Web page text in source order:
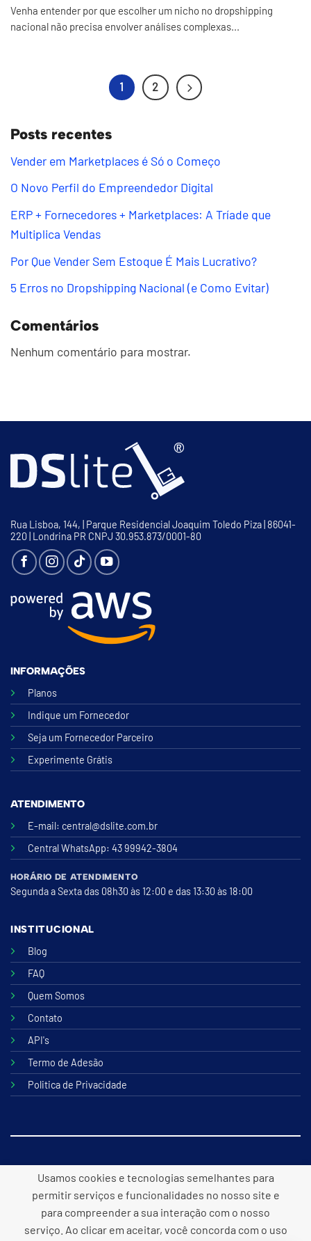
Venha entender por que escolher um nicho no dropshipping
nacional não precisa envolver análises complexas...
1 2
Posts recentes
Vender em Marketplaces é Só o Começo
O Novo Perfil do Empreendedor Digital
ERP + Fornecedores + Marketplaces: A Tríade que
Multiplica Vendas
Por Que Vender Sem Estoque É Mais Lucrativo?
5 Erros no Dropshipping Nacional (e Como Evitar)
Comentários
Nenhum comentário para mostrar.
Rua Lisboa, 144, | Parque Residencial Joaquim Toledo Piza | 86041-
220 | Londrina PR CNPJ 30.953.873/0001-80
INFORMAÇÕES
Planos
Indique um Fornecedor
Seja um Fornecedor Parceiro
Experimente Grátis
ATENDIMENTO
E-mail: central@dslite.com.br
Central WhatsApp: 43 99942-3804
HORÁRIO DE ATENDIMENTO
Segunda a Sexta das 08h30 às 12:00 e das 13:30 às 18:00
INSTITUCIONAL
Blog
FAQ
Quem Somos
Contato
API's
Termo de Adesão
Politica de Privacidade
© 2026 B2lite Tecnologia Online
Desenvolvido porPanacea
Usamos cookies e tecnologias semelhantes para
permitir serviços e funcionalidades no nosso site e
para compreender a sua interação com o nosso
serviço. Ao clicar em aceitar, você concorda com o uso